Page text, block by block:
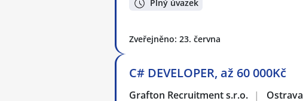
Plný úvazek
Zveřejněno: 23. června
C# DEVELOPER, až 60 000Kč
Grafton Recruitment s.r.o. | Ostrava